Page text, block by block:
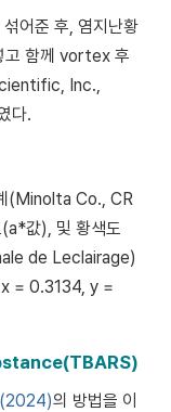
어준 후, 염지난황
고 함께 vortex 후
Inc.,
다.
(Minolta Co., CR
값), 및 황색도
de Leclairage)
x = 0.3134, y =
의 방법을 이